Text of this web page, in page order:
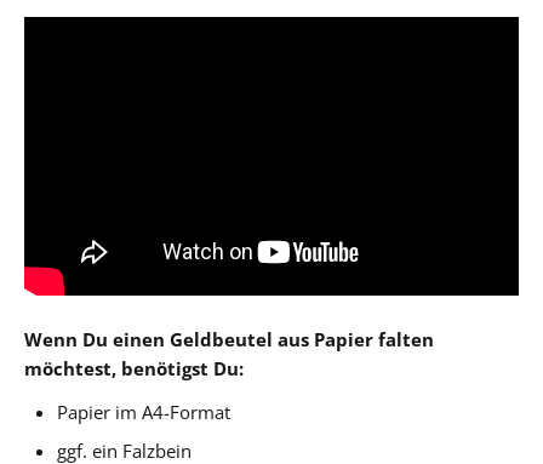
Wenn Du einen Geldbeutel aus Papier falten
möchtest, benötigst Du:
Papier im A4-Format
ggf. ein Falzbein